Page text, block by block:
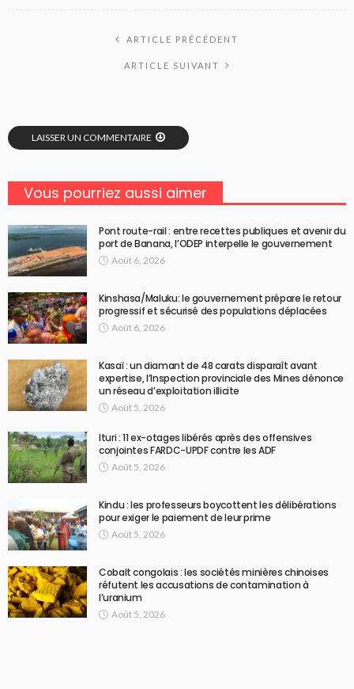
ARTICLE PRÉCÉDENT
ARTICLE SUIVANT
LAISSER UN COMMENTAIRE
Vous pourriez aussi aimer
Pont route-rail : entre recettes publiques et avenir du
port de Banana, l’ODEP interpelle le gouvernement
Août 6, 2026
Kinshasa/Maluku: le gouvernement prépare le retour
progressif et sécurisé des populations déplacées
Août 6, 2026
Kasaï : un diamant de 48 carats disparaît avant
expertise, l’Inspection provinciale des Mines dénonce
un réseau d’exploitation illicite
Août 5, 2026
Ituri : 11 ex-otages libérés après des offensives
conjointes FARDC-UPDF contre les ADF
Août 5, 2026
Kindu : les professeurs boycottent les délibérations
pour exiger le paiement de leur prime
Août 5, 2026
Cobalt congolais : les sociétés minières chinoises
réfutent les accusations de contamination à
l’uranium
Août 5, 2026